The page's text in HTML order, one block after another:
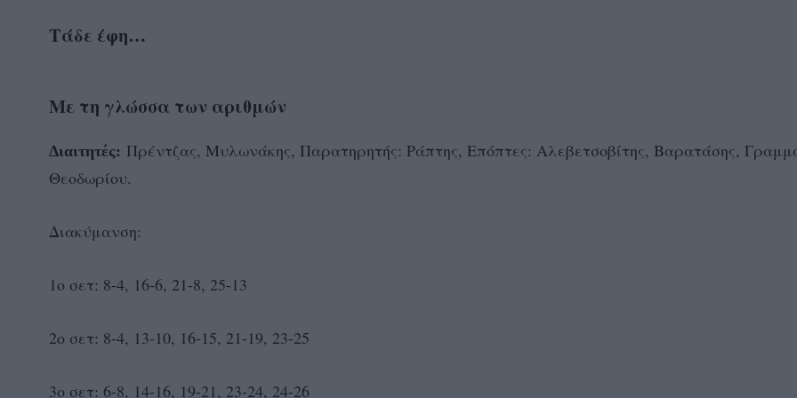
Τάδε έφη…
Με τη γλώσσα των αριθμών
Διαιτητές: Πρέντζας, Μυλωνάκης, Παρατηρητής: Ράπτης, Επόπτες: Αλεβετσοβίτης, Βαρατάσης,
Θεοδωρίου.
Διακύμανση:
1ο σετ: 8-4, 16-6, 21-8, 25-13
2ο σετ: 8-4, 13-10, 16-15, 21-19, 23-25
3ο σετ: 6-8, 14-16, 19-21, 23-24, 24-26